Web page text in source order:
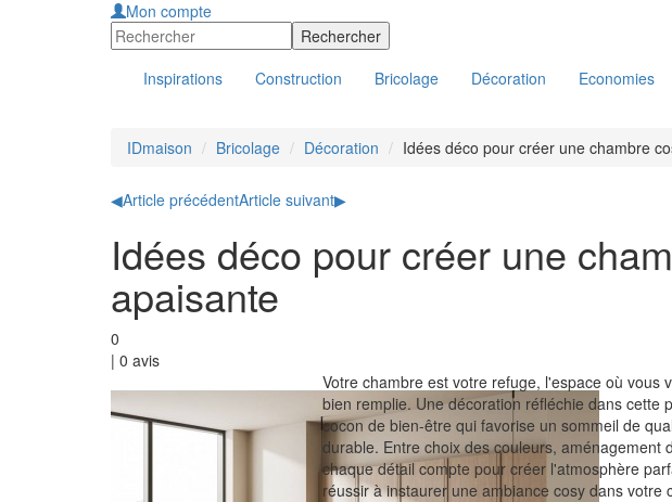
Mon compte
Inspirations Construction Bricolage Décoration Economies
IDmaison Bricolage Décoration Idées déco pour créer une chambre
◀Article précédentArticle suivant▶
Idées déco pour créer une
apaisante
0
| 0 avis
Votre chambre est votre refuge, l'espace où vous
bien remplie. Une décoration réfléchie dans cette
cocon de bien-être qui favorise un sommeil de
durable. Entre choix des couleurs, aménagement
chaque détail compte pour créer l'atmosphère
réussir à instaurer une ambiance cosy dans votre